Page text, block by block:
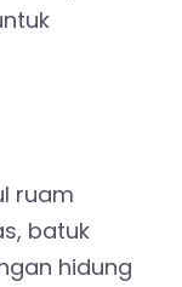
ruam
batuk
hidung